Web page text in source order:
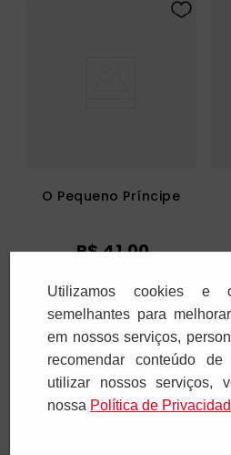
O Pequeno Príncipe
R$41,00
Adicionar
Utilizamos cookies e
semelhantes para
em nossos serviços,
recomendar conteúdo
utilizar nossos serviços,
nossa Polí­tica de